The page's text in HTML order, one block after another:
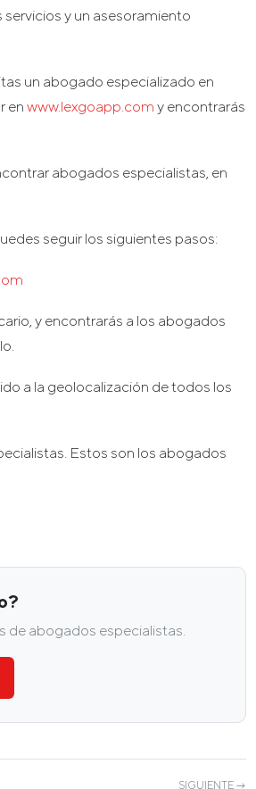
y un asesoramiento
un abogado especializado en
enwww.lexgoapp.com y encontrarás
abogados especialistas, en
seguir los siguientes pasos:
y encontrarás a los abogados
a la geolocalización de todos los
Estos son los abogados
de abogados especialistas.
SIGUIENTE →